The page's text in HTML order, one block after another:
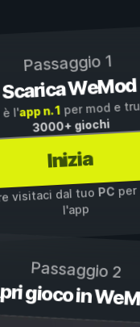
Passaggio 1
Scarica WeMod
è l'app n. 1per mod e
3000+ giochi
Inizia
visitaci dal tuoPC per
l'app
Passaggio 2
gioco in